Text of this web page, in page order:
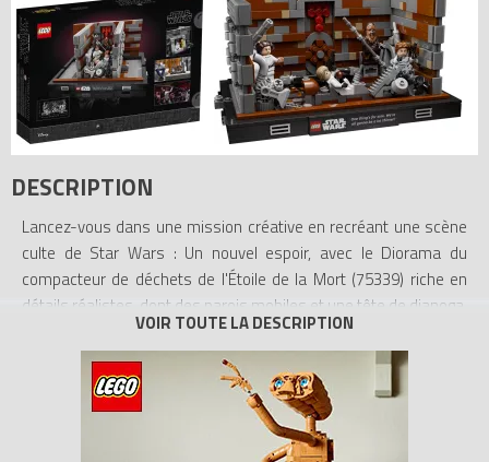
DESCRIPTION
Lancez-vous dans une mission créative en recréant une scène
culte de Star Wars : Un nouvel espoir, avec le Diorama du
compacteur de déchets de l'Étoile de la Mort (75339) riche en
détails réalistes, dont des parois mobiles et une tête de dianoga.
Placez Luke Skywalker et Han Solo (habillés en Stormtroopers),
la Princesse Leia et Chewbacca dans le compacteur 3263827,
tandis que C-3PO et R2-D2 essaient de l’arrêter. Une plaque
portant la citation de Han Solo (« Il y a une chose de sûre, c'est
qu'on va tous maigrir un grand coup. ») ajoute la touche finale.